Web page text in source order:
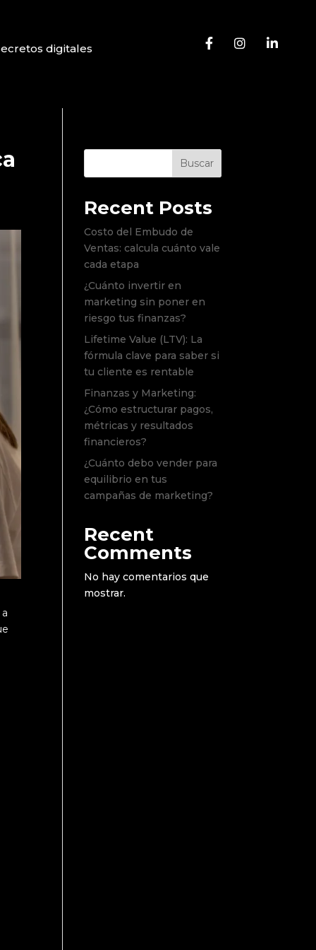
digitales
Buscar
Recent Posts
Costo del Embudo de
Ventas: calcula cuánto vale
cada etapa
¿Cuánto invertir en
marketing sin poner en
riesgo tus finanzas?
Lifetime Value (LTV): La
fórmula clave para saber si
tu cliente es rentable
Finanzas y Marketing:
¿Cómo estructurar pagos,
métricas y resultados
financieros?
¿Cuánto debo vender para
equilibrio en tus
campañas de marketing?
Recent
Comments
No hay comentarios que
mostrar.